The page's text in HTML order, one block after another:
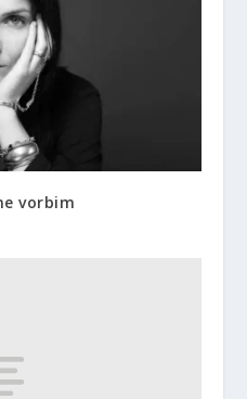
vorbim